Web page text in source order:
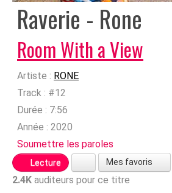
Raverie - Rone
Room With a View
Artiste : RONE
Track : #12
Durée : 7:56
Année : 2020
Soumettre les paroles
Lecture Mes favoris
2.4K auditeurs pour ce titre